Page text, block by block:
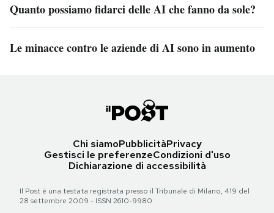
Quanto possiamo fidarci delle AI che fanno da sole?
Le minacce contro le aziende di AI sono in aumento
Chi siamoPubblicitàPrivacy
Gestisci le preferenzeCondizioni d'uso
Dichiarazione di accessibilità
Il Post è una testata registrata presso il Tribunale di Milano, 419 del
28 settembre 2009 - ISSN 2610-9980